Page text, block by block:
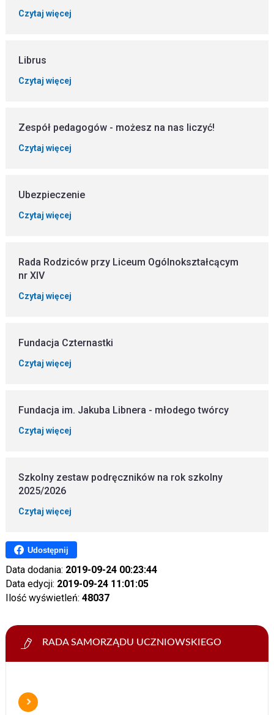
Czytaj więcej
Librus
Czytaj więcej
Zespół pedagogów - możesz na nas liczyć!
Czytaj więcej
Ubezpieczenie
Czytaj więcej
Rada Rodziców przy Liceum Ogólnokształcącym
nr XIV
Czytaj więcej
Fundacja Czternastki
Czytaj więcej
Fundacja im. Jakuba Libnera - młodego twórcy
Czytaj więcej
Szkolny ze­staw pod­ręcz­ni­ków na rok szkolny
2025/2026
Czytaj więcej
Udostępnij
Data dodania: 2019-09-24 00:23:44
Data edycji: 2019-09-24 11:01:05
Ilość wyświetleń: 48037
RADA SAMORZĄDU UCZNIOWSKIEGO